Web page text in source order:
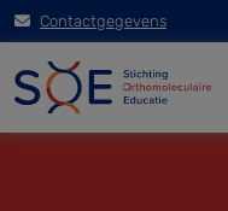
Contactgegevens